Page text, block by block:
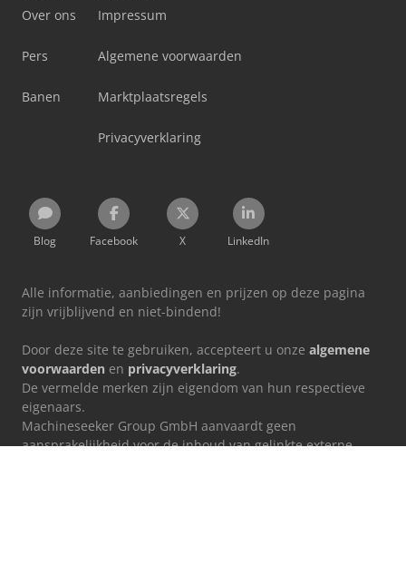
Over ons
Pers
Banen
Impressum
Algemene voorwaarden
Marktplaatsregels
Privacyverklaring
Blog Facebook X LinkedIn
Alle informatie, aanbiedingen en prijzen op deze pagina
zijn vrijblijvend en niet-bindend!
Door deze site te gebruiken, accepteert u onze algemene
voorwaarden en privacyverklaring.
De vermelde merken zijn eigendom van hun respectieve
eigenaars.
Machineseeker Group GmbH aanvaardt geen
aansprakelijkheid voor de inhoud van gelinkte externe